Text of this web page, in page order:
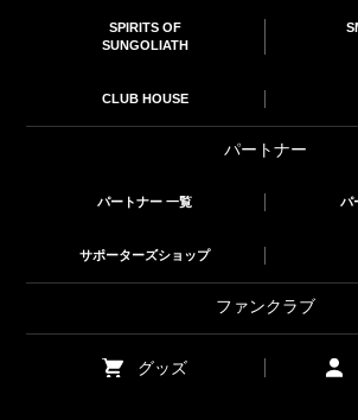
SPIRITS OF
SUNGOLIATH
CLUB HOUSE
パートナー
パートナー 一覧 パ
サポーターズショップ
ファンクラブ
グッズ